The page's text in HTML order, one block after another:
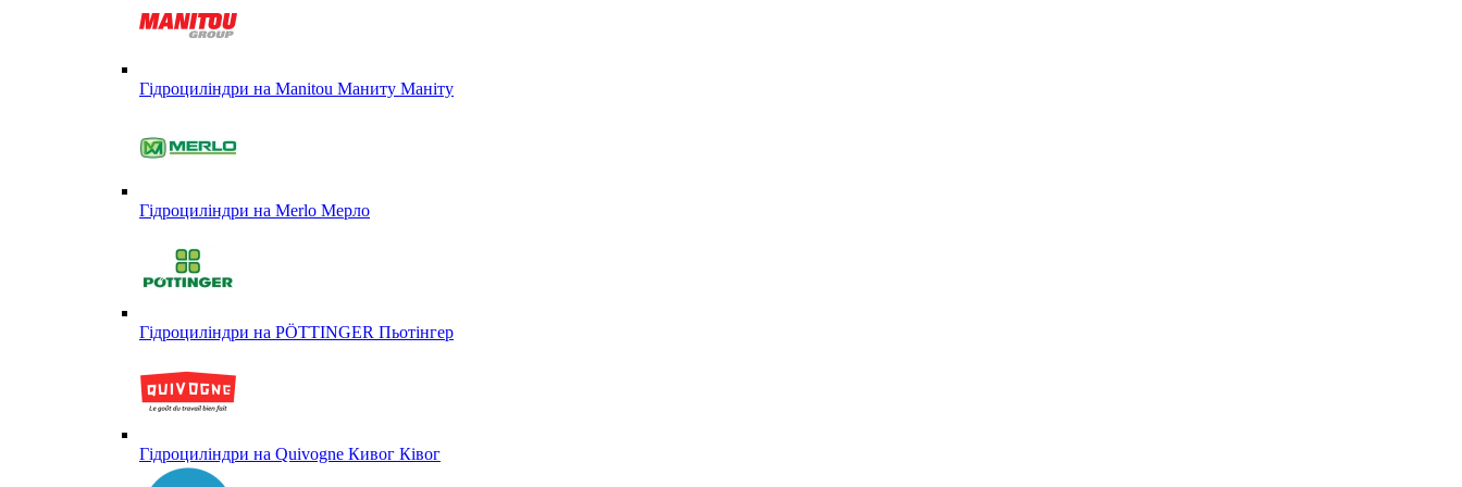
Гідроциліндри на Manitou Маниту Маніту
Гідроциліндри на Merlo Мерло
Гідроциліндри на PÖTTINGER Пьотінгер
Гідроциліндри на Quivogne Кивог Ківог